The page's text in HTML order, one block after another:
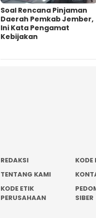
‎Soal Rencana Pinjaman
Daerah Pemkab Jember,
Ini Kata Pengamat
Kebijakan ‎
REDAKSI KODE
TENTANG KAMI
KODE ETIK
PERUSAHAAN
SIBER